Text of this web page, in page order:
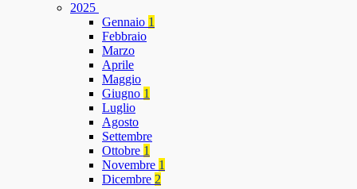
2025
Gennaio 1
Febbraio
Marzo
Aprile
Maggio
Giugno 1
Luglio
Agosto
Settembre
Ottobre 1
Novembre 1
Dicembre 2